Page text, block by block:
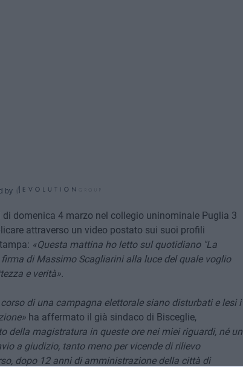
by
domenica 4 marzo nel collegio uninominale Puglia 3
attraverso un video postato sui suoi profili
«Questa mattina ho letto sul quotidiano "La
di Massimo Scagliarini alla luce del quale voglio
e verità».
di una campagna elettorale siano disturbati e lesi i
ha affermato il già sindaco di Bisceglie,
della magistratura in queste ore nei miei riguardi, né un
a giudizio, tanto meno per vicende di rilievo
dopo 12 anni di amministrazione della città di